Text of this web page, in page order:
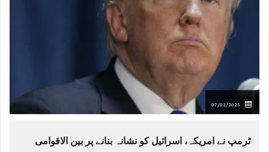
07/02/2025
ٹرمپ نے امریکہ، اسرائیل کو نشانہ بنانے پر بین الاقوامی